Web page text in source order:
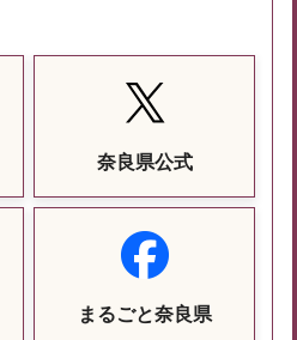
奈良県公式
まるごと奈良県